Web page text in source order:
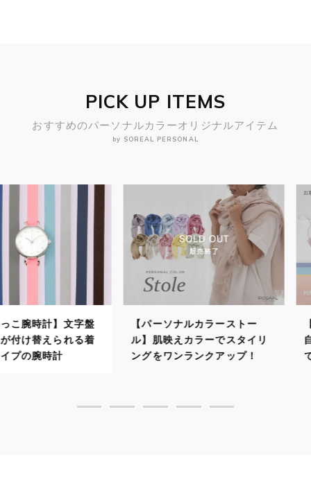
PICK UP ITEMS
おすすめのパーソナルカラーオリジナルアイテム
by SOREAL PERSONAL
】文字盤
られる着
計
【パーソナルカラーストー
ル】肌映えカラーでスタイリ
ングをワンランクアップ！
【パーソ
自分に似
で顔映り